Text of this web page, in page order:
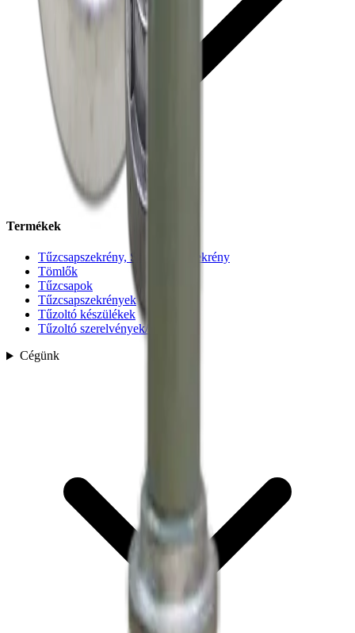
Termékek
Tűzcsapszekrény, Szerelvényszekrény
Tömlők
Tűzcsapok
Tűzcsapszekrények
Tűzoltó készülékek
Tűzoltó szerelvények/kapcsok
Cégünk